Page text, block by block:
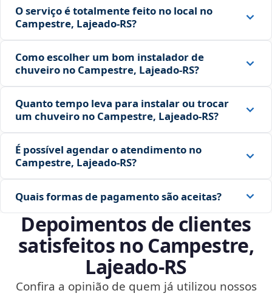
O serviço é totalmente feito no local no
Campestre, Lajeado‑RS?
Como escolher um bom instalador de
chuveiro no Campestre, Lajeado‑RS?
Quanto tempo leva para instalar ou trocar
um chuveiro no Campestre, Lajeado‑RS?
É possível agendar o atendimento no
Campestre, Lajeado‑RS?
Quais formas de pagamento são aceitas?
Depoimentos de clientes
satisfeitos no Campestre,
Lajeado‑RS
Confira a opinião de quem já utilizou nossos